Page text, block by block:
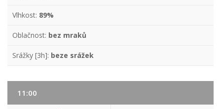
Vlhkost: 89%
Oblačnost: bez mraků
Srážky [3h]: beze srážek
11:00